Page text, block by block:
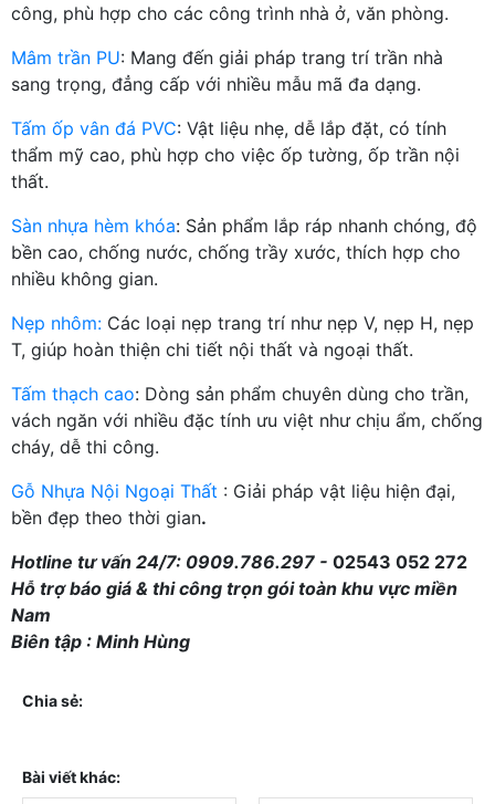
công, phù hợp cho các công trình nhà ở, văn phòng.
Mâm trần PU: Mang đến giải pháp trang trí trần nhà
sang trọng, đẳng cấp với nhiều mẫu mã đa dạng.
Tấm ốp vân đá PVC: Vật liệu nhẹ, dễ lắp đặt, có tính
thẩm mỹ cao, phù hợp cho việc ốp tường, ốp trần nội
thất.
Sàn nhựa hèm khóa: Sản phẩm lắp ráp nhanh chóng, độ
bền cao, chống nước, chống trầy xước, thích hợp cho
nhiều không gian.
Nẹp nhôm: Các loại nẹp trang trí như nẹp V, nẹp H, nẹp
T, giúp hoàn thiện chi tiết nội thất và ngoại thất.
Tấm thạch cao: Dòng sản phẩm chuyên dùng cho trần,
vách ngăn với nhiều đặc tính ưu việt như chịu ẩm, chống
cháy, dễ thi công.
Gỗ Nhựa Nội Ngoại Thất : Giải pháp vật liệu hiện đại,
bền đẹp theo thời gian.
Hotline tư vấn 24/7: 0909.786.297 - 02543 052 272
Hỗ trợ báo giá & thi công trọn gói toàn khu vực miền
Nam
Biên tập : Minh Hùng
Chia sẻ:
Bài viết khác: